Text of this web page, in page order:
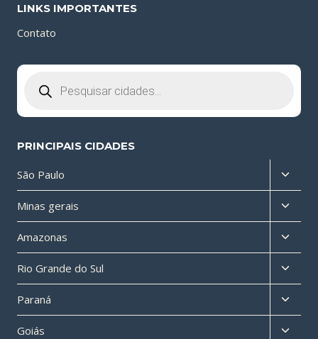
LINKS IMPORTANTES
Contato
produtos
PRINCIPAIS CIDADES
São Paulo
menu
filho
Minas gerais
menu
filho
Amazonas
menu
filho
Rio Grande do Sul
menu
filho
Paraná
menu
filho
Goiás